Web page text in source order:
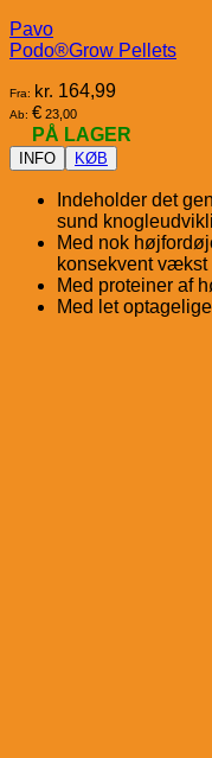
Pavo
Podo®Grow Pellets
Fra: kr. 164,99
Ab: € 23,00
PÅ LAGER
INFO KØB
Indeholder det
sund
Med nok
konsekvent vækst
Med proteiner af
Med let